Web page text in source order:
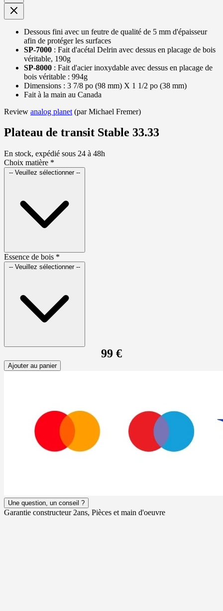
Dessous fini avec un feutre de qualité de 5 mm d'épaisseur
afin de protéger les surfaces
SP-7000 : Fait d'acétal Delrin avec dessus en placage de bois
véritable, 190g
SP-8000 : Fait d'acier inoxydable avec dessus en placage de
bois véritable : 994g
Dimensions : 3 7/8 po (98 mm) X 1 1/2 po (38 mm)
Fait à la main au Canada
Review analog planet (par Michael Fremer)
Plateau de transit Stable 33.33
En stock, expédié sous 24 à 48h
Choix matière *
-- Veuillez sélectionner --
Essence de bois *
-- Veuillez sélectionner --
99 €
Ajouter au panier
Une question, un conseil ?
Garantie constructeur 2ans, Pièces et main d'oeuvre